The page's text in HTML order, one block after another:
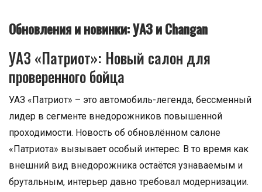
Обновления и новинки: УАЗ и Changan
УАЗ «Патриот»: Новый салон для
проверенного бойца
УАЗ «Патриот» – это автомобиль-легенда, бессменный
лидер в сегменте внедорожников повышенной
проходимости. Новость об обновлённом салоне
«Патриота» вызывает особый интерес. В то время как
внешний вид внедорожника остаётся узнаваемым и
брутальным, интерьер давно требовал модернизации.